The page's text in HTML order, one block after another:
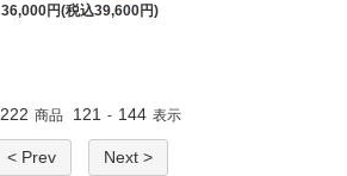
36,000円(税込39,600円)
222 商品 121 - 144 表示
< Prev Next >